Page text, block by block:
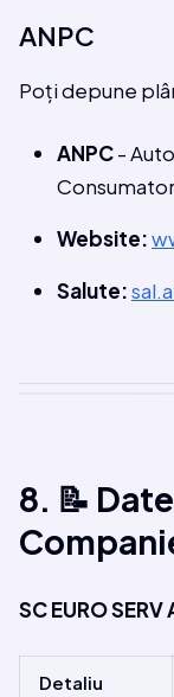
ANPC
Poți depune
ANPC-
Website:
Salute:
8. 📝
SC EURO SERV
Detaliu